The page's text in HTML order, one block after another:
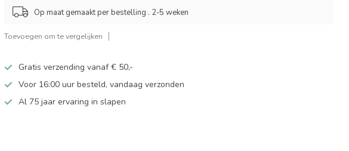
Op maat gemaakt per bestelling . 2-5 weken
Toevoegen om te vergelijken
Gratis verzending vanaf € 50,-
Voor 16:00 uur besteld, vandaag verzonden
Al 75 jaar ervaring in slapen